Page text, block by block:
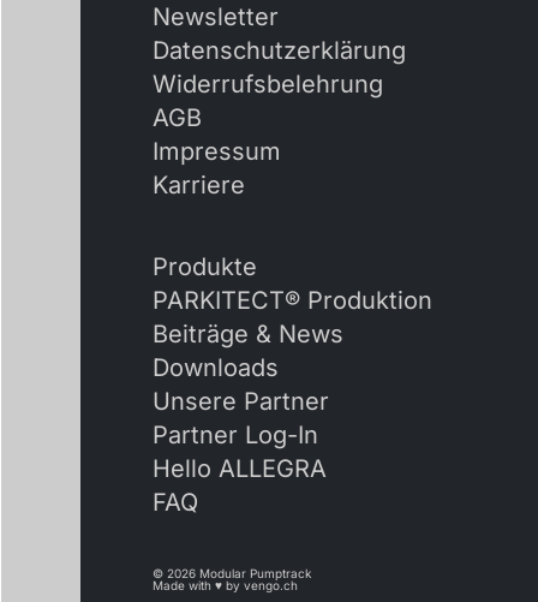
Newsletter
Datenschutzerklärung
Widerrufs­belehrung
AGB
Impressum
Karriere
Produkte
PARKITECT® Produktion
Beiträge & News
Downloads
Unsere Partner
Partner Log-In
Hello ALLEGRA
FAQ
© 2026 Modular Pumptrack
Made with ♥ byvengo.ch